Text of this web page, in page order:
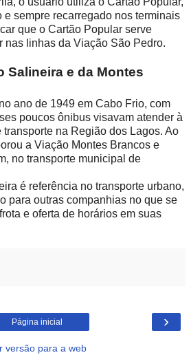
sempre recarregado nos terminais
que o Cartão Popular serve
nas linhas da Viação São Pedro.
Salineira e da Montes
ano de 1949 em Cabo Frio, com
poucos ônibus visavam atender à
na Região dos Lagos. Ao
a Viação Montes Brancos e
no transporte municipal de
é referência no transporte urbano,
para outras companhias no que se
e oferta de horários em suas
›
Página inicial
versão para a web